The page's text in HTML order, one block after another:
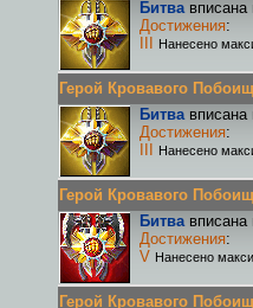
Битвавписана
Достижения:
Нанесено
Герой Кровавого
Битвавписана
Достижения:
Нанесено
Герой Кровавого
Битвавписана
Достижения:
V Нанесено
Герой Кровавого